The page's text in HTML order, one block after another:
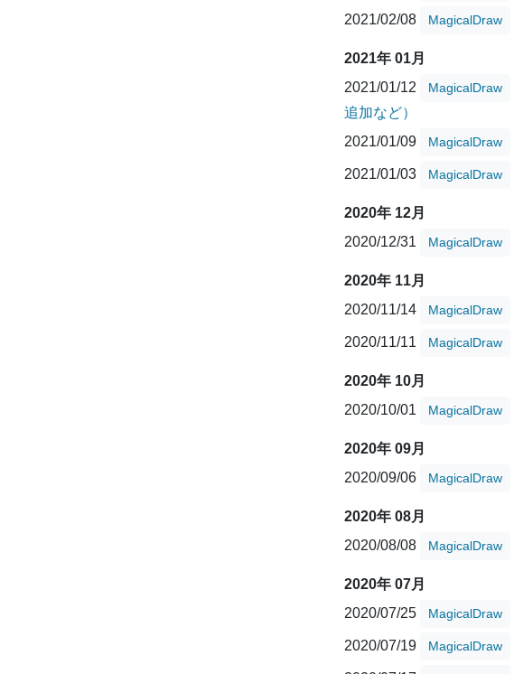
2021/02/08 MagicalDraw
2021年 01月
2021/01/12
MagicalDraw
追加など）
2021/01/09
MagicalDraw
2021/01/03 MagicalDraw
2020年 12月
2020/12/31
MagicalDraw
2020年 11月
2020/11/14
MagicalDraw
2020/11/11 MagicalDraw
2020年 10月
2020/10/01
MagicalDraw
2020年 09月
2020/09/06
MagicalDraw
2020年 08月
2020/08/08
MagicalDraw
2020年 07月
2020/07/25
MagicalDraw
2020/07/19 MagicalDraw